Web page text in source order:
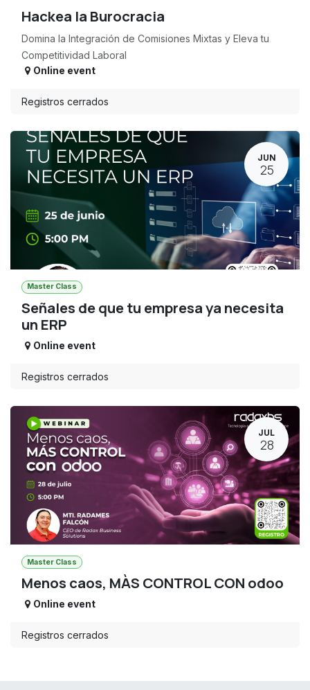
Hackea la Burocracia
Domina la Integración de Comisiones Mixtas y Eleva tu
Competitividad Laboral
Online event
Registros cerrados
JUN
25
Master Class
Señales de que tu empresa ya necesita
un ERP
Online event
Registros cerrados
JUL
28
Master Class
Menos caos, MÀS CONTROL CON odoo
Online event
Registros cerrados